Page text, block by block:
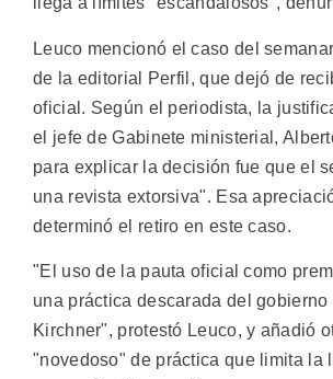
Leuco mencionó el caso del
de la editorial Perfil, que dejó de
oficial. Según el periodista, la
el jefe de Gabinete ministerial,
para explicar la decisión fue que el
una revista extorsiva". Esa
determinó el retiro en este caso.
"El uso de la pauta oficial como
una práctica descarada del gobierno
Kirchner", protestó Leuco, y añadió
"novedoso" de práctica que limita la